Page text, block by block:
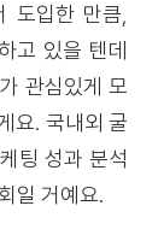
도입한 만큼,
고 있을 텐데
관심있게 모
요. 국내외 굴
팅 성과 분석
일 거예요.